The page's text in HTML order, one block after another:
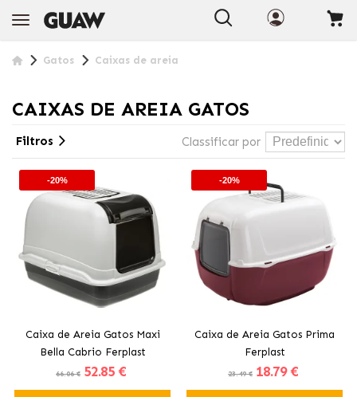
Gatos Caixas de areia
CAIXAS DE AREIA GATOS
Classificar por
Filtros
-20%
Caixa de Areia Gatos Maxi
Bella Cabrio Ferplast
66.06 € 52.85 €
-20%
Caixa de Areia Gatos Prima
Ferplast
23.49 € 18.79 €